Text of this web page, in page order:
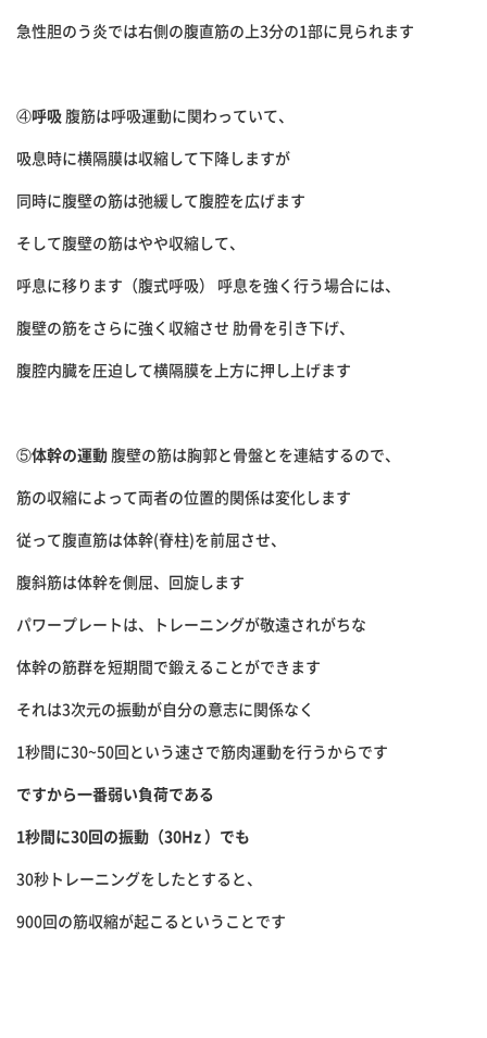
急性胆のう炎では右側の腹直筋の上3分の1部に見られます
④呼吸 腹筋は呼吸運動に関わっていて、
吸息時に横隔膜は収縮して下降しますが
同時に腹壁の筋は弛緩して腹腔を広げます
そして腹壁の筋はやや収縮して、
呼息に移ります（腹式呼吸） 呼息を強く行う場合には、
腹壁の筋をさらに強く収縮させ 肋骨を引き下げ、
腹腔内臓を圧迫して横隔膜を上方に押し上げます
⑤体幹の運動 腹壁の筋は胸郭と骨盤とを連結するので、
筋の収縮によって両者の位置的関係は変化します
従って腹直筋は体幹(脊柱)を前屈させ、
腹斜筋は体幹を側屈、回旋します
パワープレートは、トレーニングが敬遠されがちな
体幹の筋群を短期間で鍛えることができます
それは3次元の振動が自分の意志に関係なく
1秒間に30~50回という速さで筋肉運動を行うからです
ですから一番弱い負荷である
1秒間に30回の振動（30Hz ）でも
30秒トレーニングをしたとすると、
900回の筋収縮が起こるということです